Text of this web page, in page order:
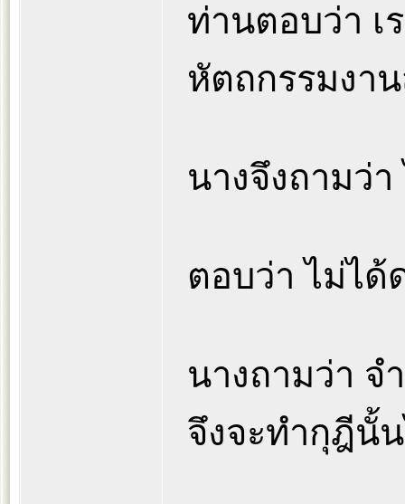
ท่านตอบว่า เ
หัตถกรรมงา
นางจึงถามว่
ตอบว่า ไม่ได้
นางถามว่า จ
จึงจะทำกุฎีนั้